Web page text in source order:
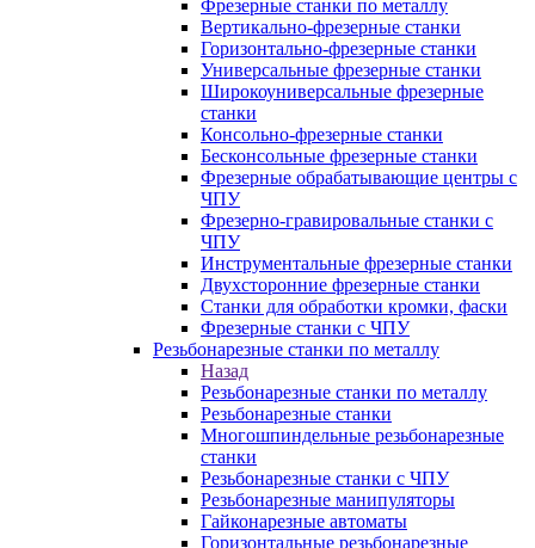
Фрезерные станки по металлу
Вертикально-фрезерные станки
Горизонтально-фрезерные станки
Универсальные фрезерные станки
Широкоуниверсальные фрезерные
станки
Консольно-фрезерные станки
Бесконсольные фрезерные станки
Фрезерные обрабатывающие центры с
ЧПУ
Фрезерно-гравировальные станки с
ЧПУ
Инструментальные фрезерные станки
Двухсторонние фрезерные станки
Станки для обработки кромки, фаски
Фрезерные станки с ЧПУ
Резьбонарезные станки по металлу
Назад
Резьбонарезные станки по металлу
Резьбонарезные станки
Многошпиндельные резьбонарезные
станки
Резьбонарезные станки с ЧПУ
Резьбонарезные манипуляторы
Гайконарезные автоматы
Горизонтальные резьбонарезные